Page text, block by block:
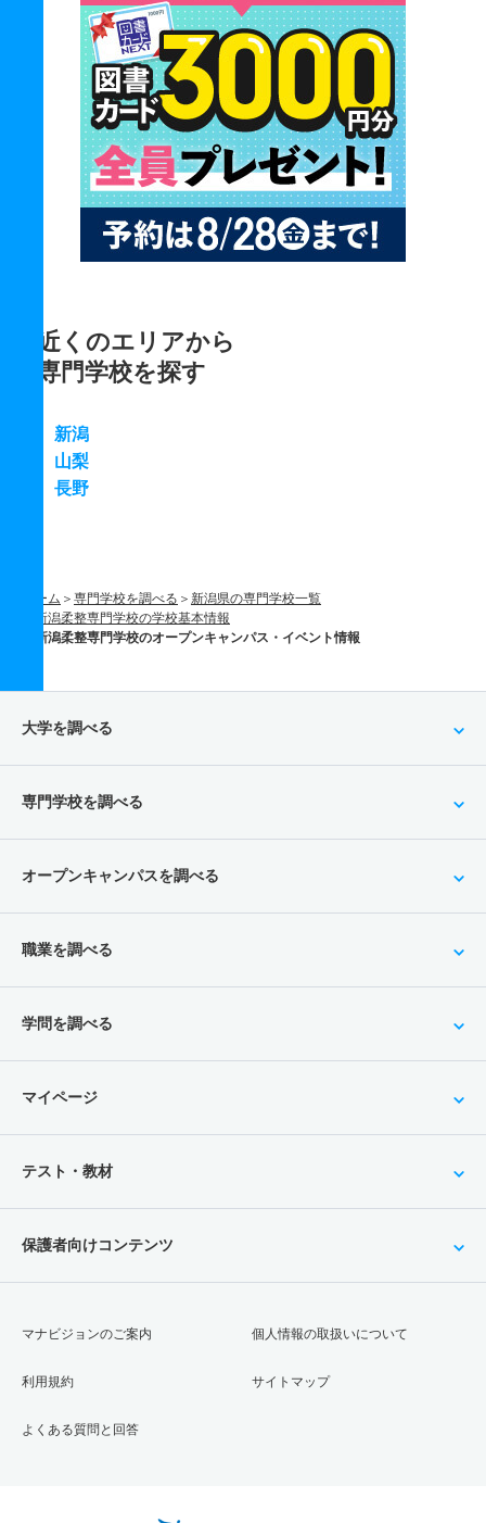
近くのエリアから
専門学校を探す
新潟
山梨
長野
ホーム 専門学校を調べる
新潟県の専門学校一覧
新潟柔整専門学校の学校基本情報
新潟柔整専門学校のオープンキャンパス・イベント情報
大学を調べる
専門学校を調べる
オープンキャンパスを調べる
職業を調べる
学問を調べる
マイページ
テスト・教材
保護者向けコンテンツ
マナビジョンのご案内
利用規約
よくある質問と回答
個人情報の取扱いについて
サイトマップ